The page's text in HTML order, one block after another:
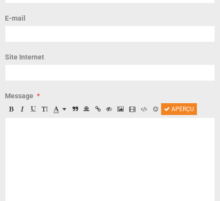
E-mail
Site Internet
Message
APERÇU